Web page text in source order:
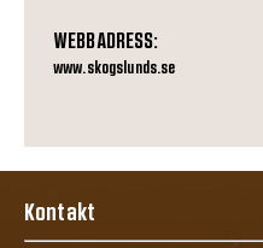
WEBBADRESS:
www.skogslunds.se
Kontakt